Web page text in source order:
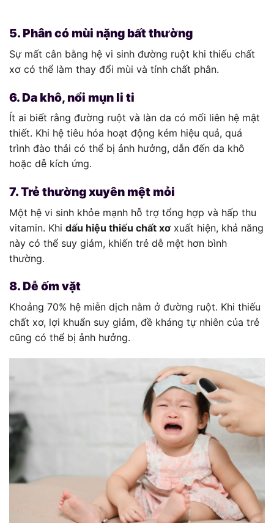
5. Phân có mùi nặng bất thường
Sự mất cân bằng hệ vi sinh đường ruột khi thiếu chất
xơ có thể làm thay đổi mùi và tính chất phân.
6. Da khô, nổi mụn li ti
Ít ai biết rằng đường ruột và làn da có mối liên hệ mật
thiết. Khi hệ tiêu hóa hoạt động kém hiệu quả, quá
trình đào thải có thể bị ảnh hưởng, dẫn đến da khô
hoặc dễ kích ứng.
7. Trẻ thường xuyên mệt mỏi
Một hệ vi sinh khỏe mạnh hỗ trợ tổng hợp và hấp thu
vitamin. Khi dấu hiệu thiếu chất xơ xuất hiện, khả năng
này có thể suy giảm, khiến trẻ dễ mệt hơn bình
thường.
8. Dễ ốm vặt
Khoảng 70% hệ miễn dịch nằm ở đường ruột. Khi thiếu
chất xơ, lợi khuẩn suy giảm, đề kháng tự nhiên của trẻ
cũng có thể bị ảnh hưởng.